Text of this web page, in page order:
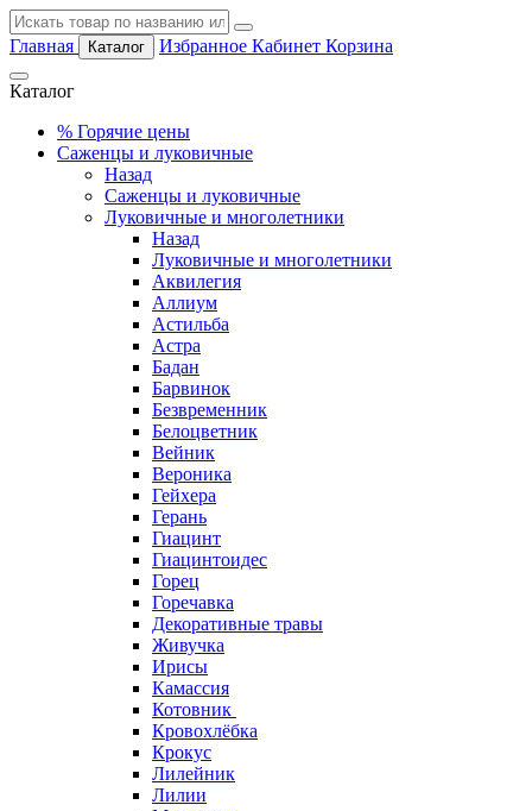
Главная Каталог Избранное Кабинет Корзина
Каталог
% Горячие цены
Саженцы и луковичные
Назад
Саженцы и луковичные
Луковичные и многолетники
Назад
Луковичные и многолетники
Аквилегия
Аллиум
Астильба
Астра
Бадан
Барвинок
Безвременник
Белоцветник
Вейник
Вероника
Гейхера
Герань
Гиацинт
Гиацинтоидес
Горец
Горечавка
Декоративные травы
Живучка
Ирисы
Камассия
Котовник
Кровохлёбка
Крокус
Лилейник
Лилии